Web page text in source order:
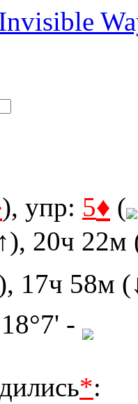
), упр: 5♦ (
20ч 22м
17ч 58м
-
*: